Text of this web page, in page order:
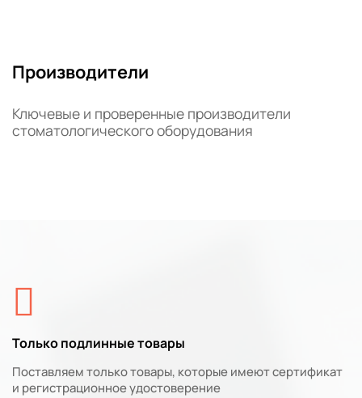
Производители
Ключевые и проверенные производители
стоматологического оборудования
Только подлинные товары
Поставляем только товары, которые имеют сертификат
и регистрационное удостоверение